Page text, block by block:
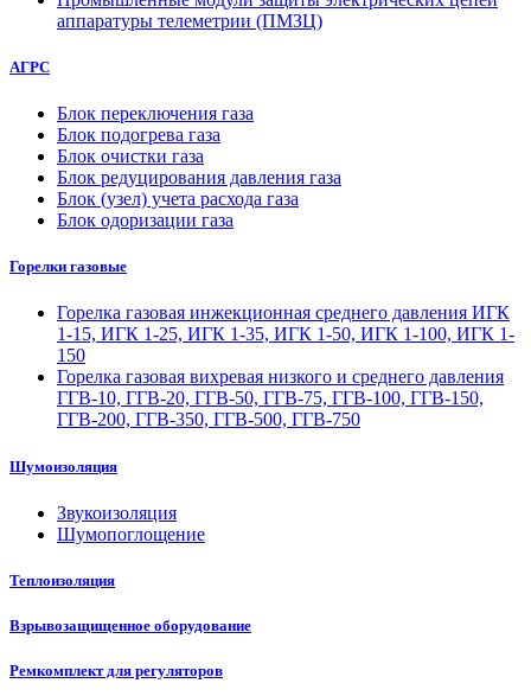
аппаратуры телеметрии (ПМЗЦ)
АГРС
Блок переключения газа
Блок подогрева газа
Блок очистки газа
Блок редуцирования давления газа
Блок (узел) учета расхода газа
Блок одоризации газа
Горелки газовые
Горелка газовая инжекционная среднего давления ИГК
1-15, ИГК 1-25, ИГК 1-35, ИГК 1-50, ИГК 1-100, ИГК 1-
150
Горелка газовая вихревая низкого и среднего давления
ГГВ-10, ГГВ-20, ГГВ-50, ГГВ-75, ГГВ-100, ГГВ-150,
ГГВ-200, ГГВ-350, ГГВ-500, ГГВ-750
Шумоизоляция
Звукоизоляция
Шумопоглощение
Теплоизоляция
Взрывозащищенное оборудование
Ремкомплект для регуляторов